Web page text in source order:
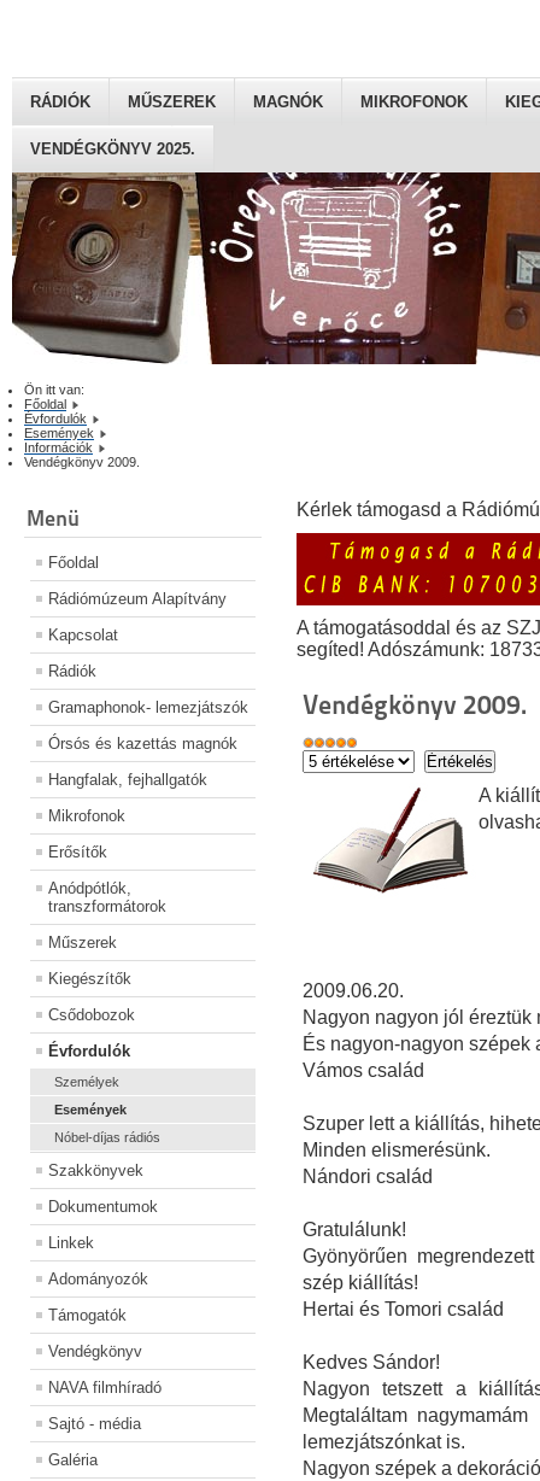
RÁDIÓK MŰSZEREK MAGNÓK MIKROFONOK
VENDÉGKÖNYV 2025.
Ön itt van:
Főoldal
Évfordulók
Események
Információk
Vendégkönyv 2009.
Menü
Főoldal
Rádiómúzeum Alapítvány
Kapcsolat
Rádiók
Gramaphonok- lemezjátszók
Órsós és kazettás magnók
Hangfalak, fejhallgatók
Mikrofonok
Erősítők
Anódpótlók,
transzformátorok
Műszerek
Kiegészítők
Csődobozok
Évfordulók
Személyek
Események
Nóbel-díjas rádiós
Szakkönyvek
Dokumentumok
Linkek
Adományozók
Támogatók
Vendégkönyv
NAVA filmhíradó
Sajtó - média
Galéria
Kérlek támogasd a
A támogatásoddal és az
segíted! Adószámunk:
Vendégkönyv 2009.
A
2009.06.20.
Nagyon nagyon jól éreztük
És nagyon-nagyon szépek
Vámos család
Szuper lett a kiállítás,
Minden elismerésünk.
Nándori család
Gratulálunk!
Gyönyörűen
szép kiállítás!
Hertai és Tomori család
Kedves Sándor!
Nagyon tetszett a
Megtaláltam
lemezjátszónkat is.
Nagyon szépek a